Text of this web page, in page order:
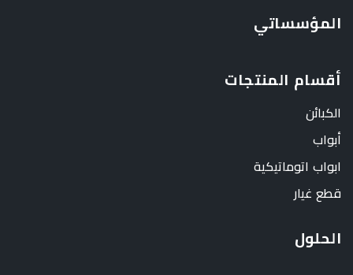
المؤسساتي
أقسام المنتجات
الكبائن
أبواب
ابواب اتوماتيكية
قطع غيار
الحلول